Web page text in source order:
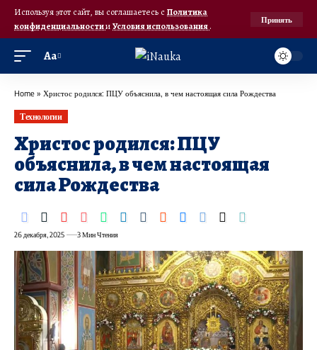
Используя этот сайт, вы соглашаетесь с Политика
конфиденциальностииУсловия использования.
Принять
Аа
Home » Христос родился: ПЦУ объяснила, в чем настоящая сила Рождества
Технологии
Христос родился: ПЦУ
объяснила, в чем настоящая
сила Рождества
26 декабря, 2025 3 Мин Чтения